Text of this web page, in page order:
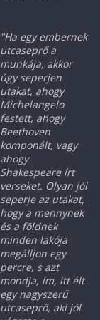
"Ha egy embernek
utcaseprő a
munkája, akkor
úgy seperjen
utakat, ahogy
Michelangelo
festett, ahogy
Beethoven
komponált, vagy
ahogy
Shakespeare írt
verseket. Olyan jól
seperje az utakat,
hogy a mennynek
és a földnek
minden lakója
megálljon egy
percre, s azt
mondja, ím, itt élt
egy nagyszerű
utcaseprő, aki jól